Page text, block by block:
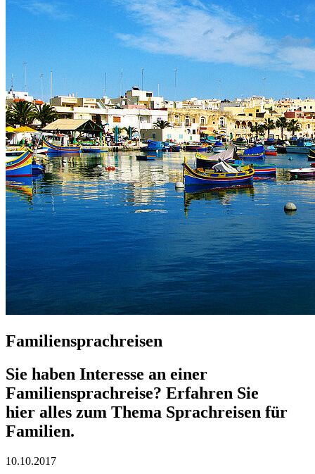
Familiensprachreisen
Sie haben Interesse an einer
Familiensprachreise? Erfahren Sie
hier alles zum Thema Sprachreisen für
Familien.
10.10.2017